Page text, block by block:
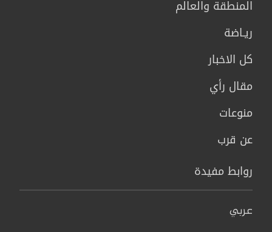
المنطقة والعالم
ريـاضة
كل الاخبار
مقال رأي
منوعات
عن قرب
روابط مفيدة
عربي